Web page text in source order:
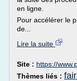
en ligne.
Pour accélérer le
de...
Lire la suite
Site : https://
Thèmes liés :